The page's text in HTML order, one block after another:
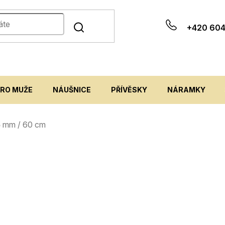
+420
MUŽE NÁUŠNICE PŘÍVĚSKY NÁRAMKY
mm / 60 cm